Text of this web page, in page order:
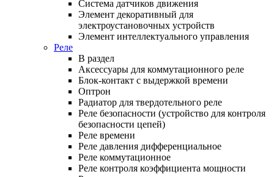
Система датчиков движения
Элемент декоративный для
электроустановочных устройств
Элемент интеллектуального управления
Реле
В раздел
Аксессуары для коммутационного реле
Блок-контакт с выдержкой времени
Оптрон
Радиатор для твердотельного реле
Реле безопасности (устройство для контроля
безопасности цепей)
Реле времени
Реле давления дифференциальное
Реле коммутационное
Реле контроля коэффициента мощности